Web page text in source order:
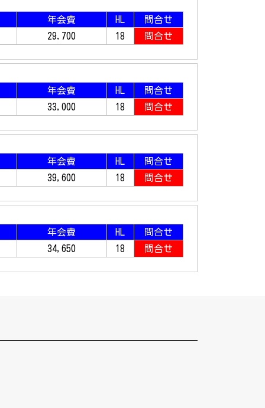
年会費 HL
問合せ
29,700
18 問合せ
年会費 HL
問合せ
33,000
18 問合せ
年会費 HL
問合せ
39,600
18 問合せ
年会費 HL
問合せ
34,650
18 問合せ